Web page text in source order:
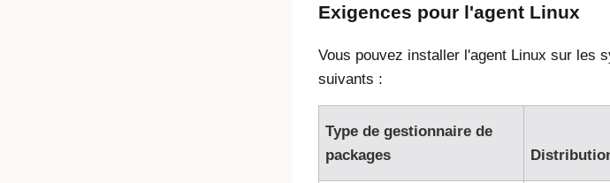
Exigences pour l'agent Linux
Vous pouvez installer l'agent Linux sur les
suivants :
Type de gestionnaire de
packages